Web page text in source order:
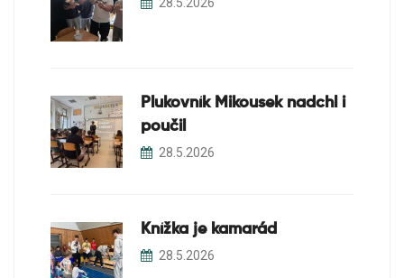
Plukovník Mikousek nadchl i
poučil
28.5.2026
Knížka je kamarád
28.5.2026